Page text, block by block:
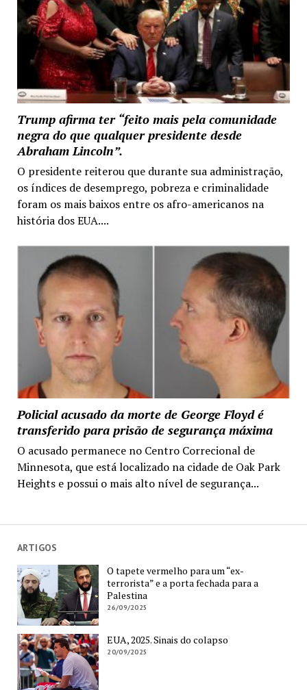
Trump afirma ter “feito mais pela comunidade
negra do que qualquer presidente desde
Abraham Lincoln”.
O presidente reiterou que durante sua administração,
os índices de desemprego, pobreza e criminalidade
foram os mais baixos entre os afro-americanos na
história dos EUA....
Policial acusado da morte de George Floyd é
transferido para prisão de segurança máxima
O acusado permanece no Centro Correcional de
Minnesota, que está localizado na cidade de Oak Park
Heights e possui o mais alto nível de segurança...
ARTIGOS
O tapete vermelho para um “ex-
terrorista” e a porta fechada para a
Palestina
26/09/2025
EUA, 2025. Sinais do colapso
20/09/2025